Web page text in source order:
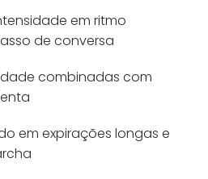
em ritmo
de conversa
combinadas com
em expirações longas e